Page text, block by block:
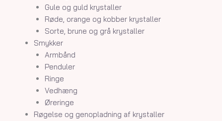
Gule og guld krystaller
Røde, orange og kobber krystaller
Sorte, brune og grå krystaller
Smykker
Armbånd
Penduler
Ringe
Vedhæng
Øreringe
Røgelse og genopladning af krystaller